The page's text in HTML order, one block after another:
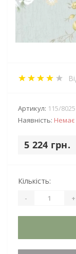
Артикул: 115/8025
Наявність: Немає
5 224 грн.
Кількість:
- +